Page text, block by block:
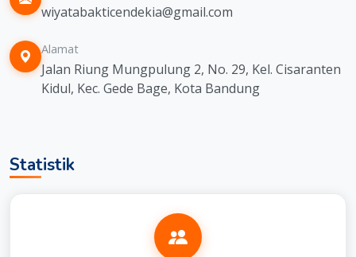
wiyatabakticendekia@gmail.com
Alamat
Jalan Riung Mungpulung 2, No. 29, Kel. Cisaranten
Kidul, Kec. Gede Bage, Kota Bandung
Statistik